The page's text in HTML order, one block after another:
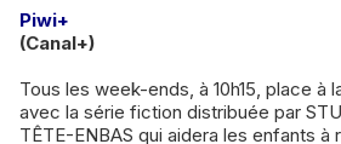
Piwi+
(Canal+)
Tous les week-ends, à 10h15, place à
avec la série fiction distribuée par
TÊTE-ENBAS qui aidera les enfants à